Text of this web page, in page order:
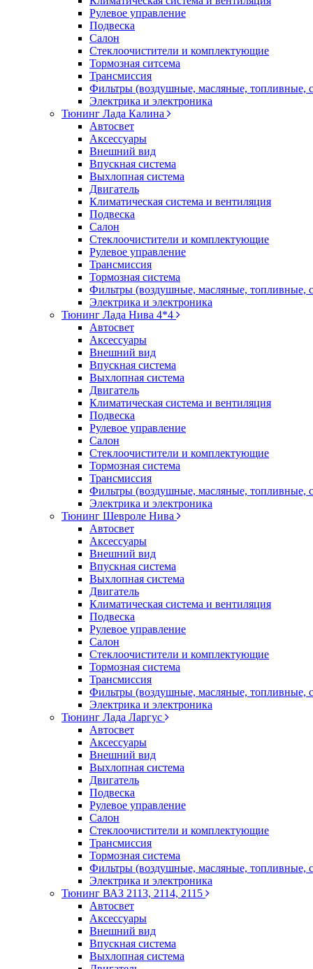
Рулевое управление
Подвеска
Салон
Стеклоочистители и комплектующие
Тормозная ситсема
Трансмиссия
Фильтры (воздушные, масляные, топливные,
Электрика и электроника
Тюнинг Лада Калина
Автосвет
Аксессуары
Внешний вид
Впускная система
Выхлопная система
Двигатель
Климатическая система и вентиляция
Подвеска
Салон
Стеклоочистители и комплектующие
Рулевое управление
Трансмиссия
Тормозная система
Фильтры (воздушные, масляные, топливные,
Электрика и электроника
Тюнинг Лада Нива 4*4
Автосвет
Аксессуары
Внешний вид
Впускная система
Выхлопная система
Двигатель
Климатическая система и вентиляция
Подвеска
Рулевое управление
Салон
Стеклоочистители и комплектующие
Тормозная система
Трансмиссия
Фильтры (воздушные, масляные, топливные,
Электрика и электроника
Тюнинг Шевроле Нива
Автосвет
Аксессуары
Внешний вид
Впускная система
Выхлопная система
Двигатель
Климатическая система и вентиляция
Подвеска
Рулевое управление
Салон
Стеклоочистители и комплектующие
Тормозная система
Трансмиссия
Фильтры (воздушные, масляные, топливные,
Электрика и электроника
Тюнинг Лада Ларгус
Автосвет
Аксессуары
Внешний вид
Выхлопная система
Двигатель
Подвеска
Рулевое управление
Салон
Стеклоочистители и комплектующие
Трансмиссия
Тормозная система
Фильтры (воздушные, масляные, топливные,
Электрика и электроника
Тюнинг ВАЗ 2113, 2114, 2115
Автосвет
Аксессуары
Внешний вид
Впускная система
Выхлопная система